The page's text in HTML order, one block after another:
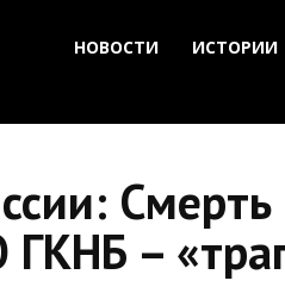
НОВОСТИ ИСТОРИИ
–